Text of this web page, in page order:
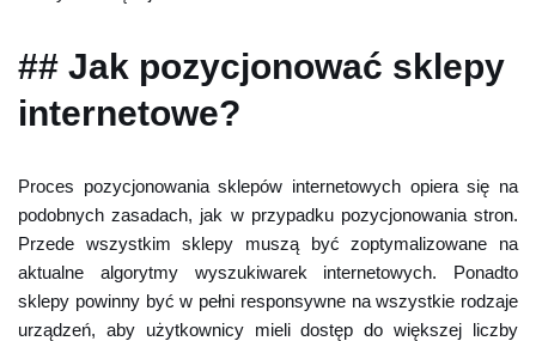
## Jak pozycjonować sklepy
internetowe?
Proces pozycjonowania sklepów internetowych opiera się na
podobnych zasadach, jak w przypadku pozycjonowania stron.
Przede wszystkim sklepy muszą być zoptymalizowane na
aktualne algorytmy wyszukiwarek internetowych. Ponadto
sklepy powinny być w pełni responsywne na wszystkie rodzaje
urządzeń, aby użytkownicy mieli dostęp do większej liczby